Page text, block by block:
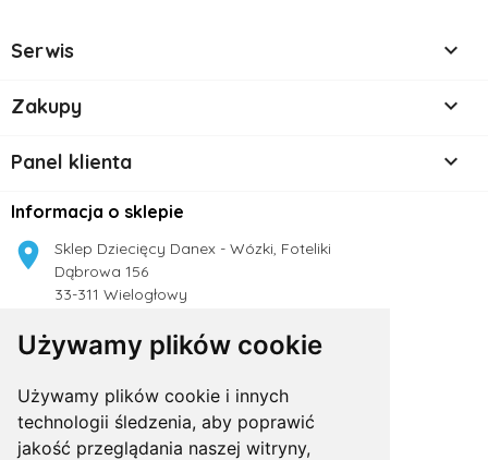
Używamy plików cookie
Używamy plików cookie i innych
technologii śledzenia, aby poprawić
jakość przeglądania naszej witryny,
Informacja o sklepie

Sklep Dziecięcy Danex - Wózki, Foteliki
Dąbrowa 156
33-311 Wielogłowy
504 188 333
 sklep.danex@gmail.com
Serwis 
Zakupy 
Panel klienta 